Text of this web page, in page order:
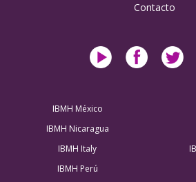
Contacto
IBMH México
IBMH Nicaragua
IBMH Italy
IBMH Perú